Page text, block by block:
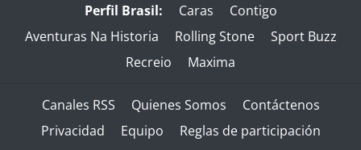
Perfil Brasil: Caras
Contigo
Aventuras Na Historia
Rolling Stone
Sport Buzz
Recreio
Maxima
Canales RSS Quienes Somos
Contáctenos
Privacidad
Equipo
Reglas de participación